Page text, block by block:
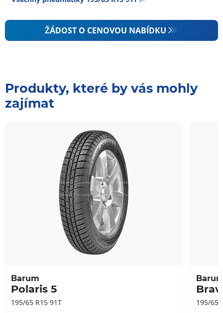
ŽÁDOST O CENOVOU NABÍDKU
Produkty, které by vás mohly
zajímat
Barum
Polaris 5
195/65 R15 91T 195/65